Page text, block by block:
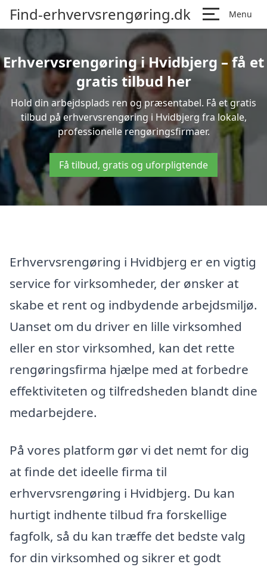
Find-erhvervsrengøring.dk Menu
Erhvervsrengøring i Hvidbjerg – få et
gratis tilbud her
Hold din arbejdsplads ren og præsentabel. Få et gratis
tilbud på erhvervsrengøring i Hvidbjerg fra lokale,
professionelle rengøringsfirmaer.
Få tilbud, gratis og uforpligtende
Erhvervsrengøring i Hvidbjerg er en vigtig
service for virksomheder, der ønsker at
skabe et rent og indbydende arbejdsmiljø.
Uanset om du driver en lille virksomhed
eller en stor virksomhed, kan det rette
rengøringsfirma hjælpe med at forbedre
effektiviteten og tilfredsheden blandt dine
medarbejdere.
På vores platform gør vi det nemt for dig
at finde det ideelle firma til
erhvervsrengøring i Hvidbjerg. Du kan
hurtigt indhente tilbud fra forskellige
fagfolk, så du kan træffe det bedste valg
for din virksomhed og sikrer et godt